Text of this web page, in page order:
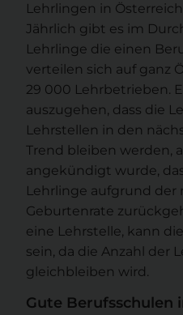
Lehrlingen in
Jährlich gibt es im
Lehrlinge die einen
verteilen sich auf ganz
29 000 Lehrbetrieben.
auszugehen, dass die
Lehrstellen in den
Trend bleiben werden,
angekündigt wurde,
Lehrlinge aufgrund der
Geburtenrate
eine Lehrstelle, kann
sein, da die Anzahl der
gleichbleiben wird.
Gute Berufsschulen